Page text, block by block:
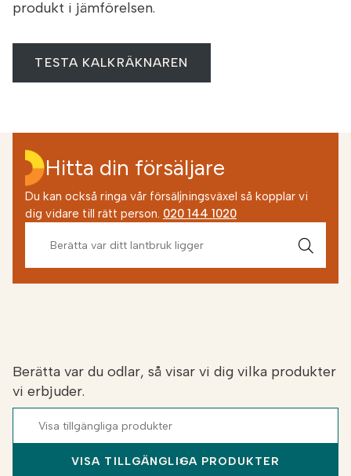
produkt i jämförelsen.
TESTA KALKRÄKNAREN
Hitta din försäljare
Du kan också ringa vår försäljningsväxel så kopplar vi
dig vidare till rätt person. 020 144 1020
Berätta var du odlar, så visar vi dig vilka produkter
vi erbjuder.
VISA TILLGÄNGLIGA PRODUKTER